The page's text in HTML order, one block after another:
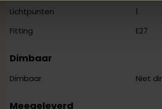
Lichtpunten
1
Fitting
E27
Dimbaar
Dimbaar Niet
Meegeleverd